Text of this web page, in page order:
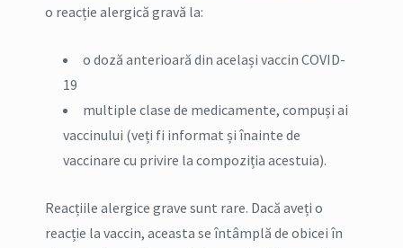
o reacție alergică gravă la:
o doză anterioară din același vaccin COVID-
19
multiple clase de medicamente, compuși ai
vaccinului (veți fi informat și înainte de
vaccinare cu privire la compoziția acestuia).
Reacțiile alergice grave sunt rare. Dacă aveți o
reacție la vaccin, aceasta se întâmplă de obicei în